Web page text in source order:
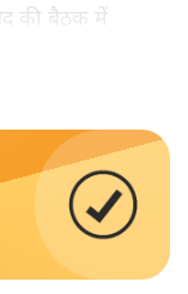
की बैठक में